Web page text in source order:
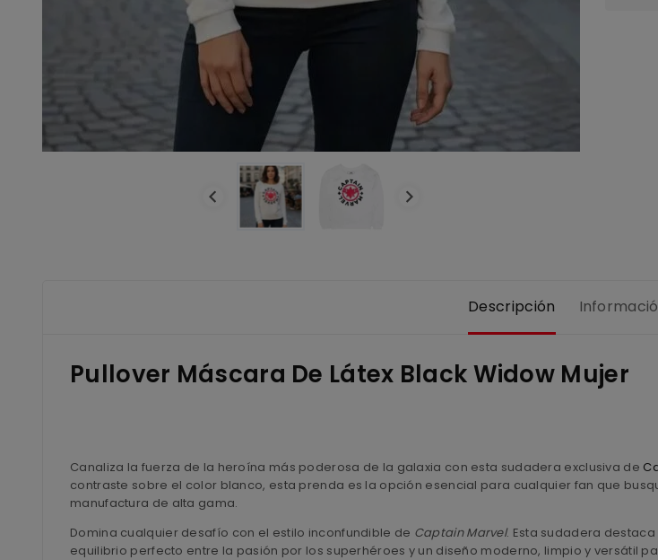
Descripción
Pullover Máscara De Látex Black Widow Mujer
Canaliza la fuerza de la heroína más poderosa de la galaxia con esta sudadera exclusiva de
contraste sobre el color blanco, esta prenda es la opción esencial para cualquier fan que
manufactura de alta gama.
Domina cualquier desafío con el estilo inconfundible de Captain Marvel. Esta sudadera
equilibrio perfecto entre la pasión por los superhéroes y un diseño moderno, limpio y versátil